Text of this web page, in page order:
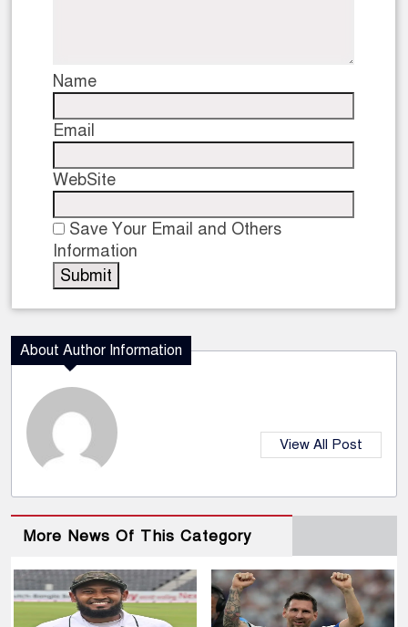
Name
Email
WebSite
Save Your Email and Others
Information
About Author Information
View All Post
More News Of This Category